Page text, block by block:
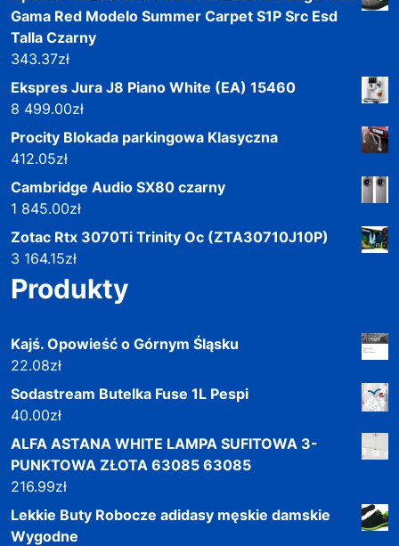
Gama Red Modelo Summer Carpet S1P Src Esd
Talla Czarny
343.37zł
Ekspres Jura J8 Piano White (EA) 15460
8 499.00zł
Procity Blokada parkingowa Klasyczna
412.05zł
Cambridge Audio SX80 czarny
1 845.00zł
Zotac Rtx 3070Ti Trinity Oc (ZTA30710J10P)
3 164.15zł
Produkty
Kajś. Opowieść o Górnym Śląsku
22.08zł
Sodastream Butelka Fuse 1L Pespi
40.00zł
ALFA ASTANA WHITE LAMPA SUFITOWA 3-
PUNKTOWA ZŁOTA 63085 63085
216.99zł
Lekkie Buty Robocze adidasy męskie damskie
Wygodne